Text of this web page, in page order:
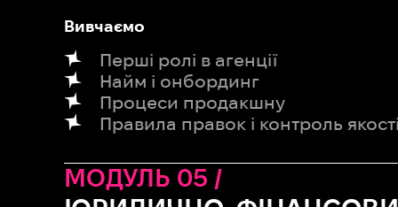
Вивчаємо
Перші ролі в агенції
Найм і онбординг
Процеси продакшну
Правила правок і контроль
МОДУЛЬ 05 /